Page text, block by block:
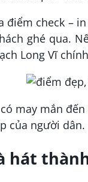
điểm check –
ghé qua.
Long Vĩ
may mắn
của người dân.
hát